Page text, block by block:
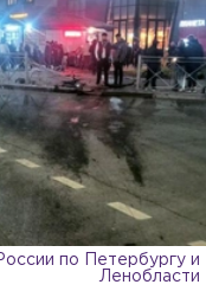
по Петербургу и
Ленобласти